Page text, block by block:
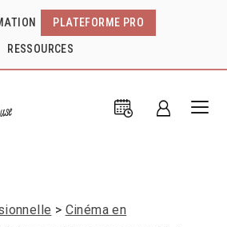
PLATEFORME PRO
RESSOURCES
Cinéma en